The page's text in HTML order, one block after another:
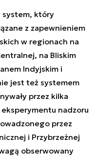
system, który
z zapewnieniem
w regionach na
na Bliskim
Indyjskim i
jest też systemem
przez kilka
nadzoru
przez
i Przybrzeżnej
obserwowany